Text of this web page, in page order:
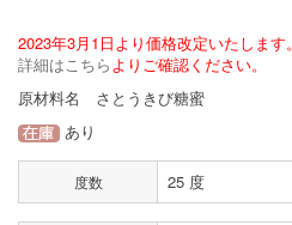
2023年3月1日より価格改定いたします。
詳細はこちら よりご確認ください。
原材料名 さとうきび糖蜜
あり
度数 25 度